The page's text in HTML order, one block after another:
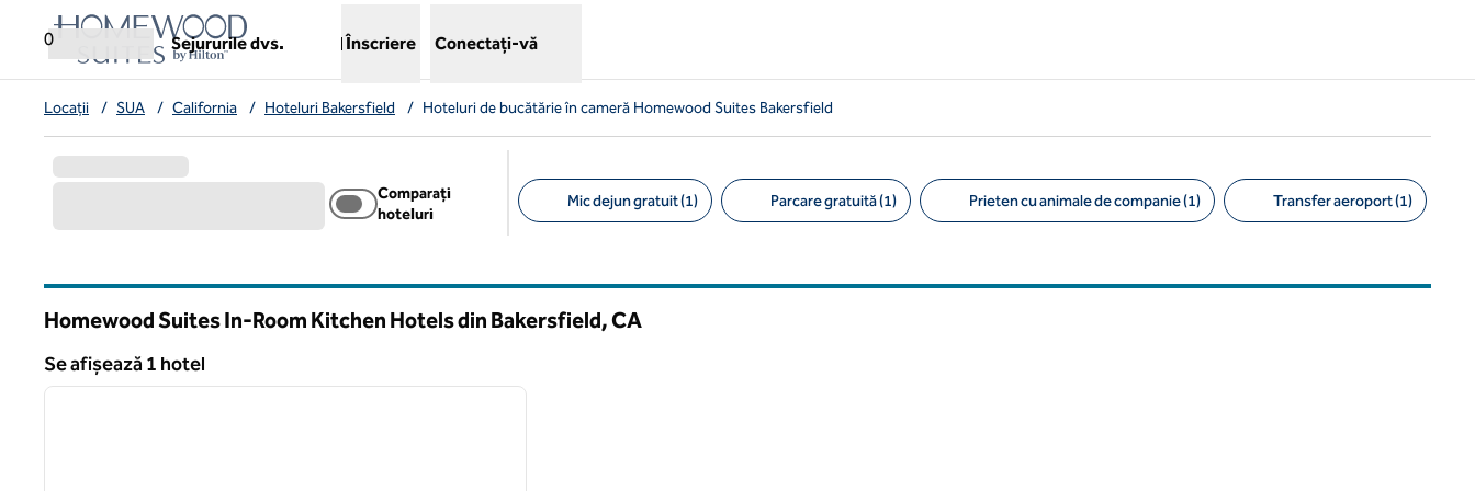
Salt la conținut
0
Sejururile dvs.
,deschide o filă nouă
Înscriere Conectați-vă
Locații / SUA / California / Hoteluri Bakersfield / Hoteluri de bucătărie în cameră Homewood Suites Bakersfield
Comparați
hoteluri
Mic dejun gratuit (1) Parcare gratuită (1) Prieten cu animale de companie (1) Transfer aeroport (1)
Homewood Suites In-Room Kitchen Hotels din Bakersfield,CA
Se afișează 1 hotel
Se afișează 1 hotel
1 din 12
imaginea următoare